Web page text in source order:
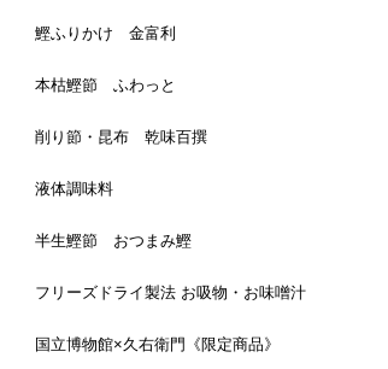
鰹ふりかけ 金富利
本枯鰹節 ふわっと
削り節・昆布 乾味百撰
液体調味料
半生鰹節 おつまみ鰹
フリーズドライ製法 お吸物・お味噌汁
国立博物館×久右衛門《限定商品》